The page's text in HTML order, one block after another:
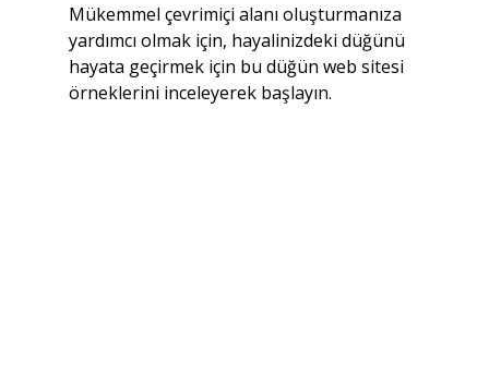
Mükemmel çevrimiçi alanı oluşturmanıza
yardımcı olmak için, hayalinizdeki düğünü
hayata geçirmek için bu düğün web sitesi
örneklerini inceleyerek başlayın.